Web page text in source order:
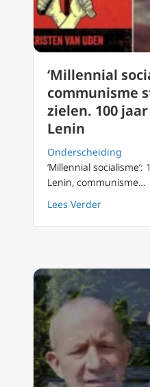
‘Millennial
communisme
zielen. 100
Lenin
Onderscheiding
‘Millennial
Lenin, communisme…
Lees Verderabout